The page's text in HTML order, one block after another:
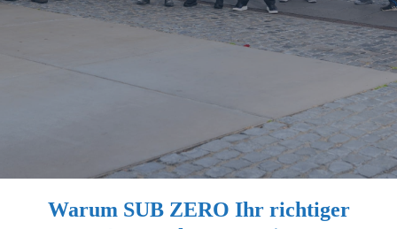
Warum SUB ZERO Ihr richtiger